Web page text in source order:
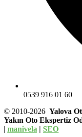
0539 916 01 60
© 2010-2026 Yalova
Yakın Oto Ekspertiz
| manivela | SEO